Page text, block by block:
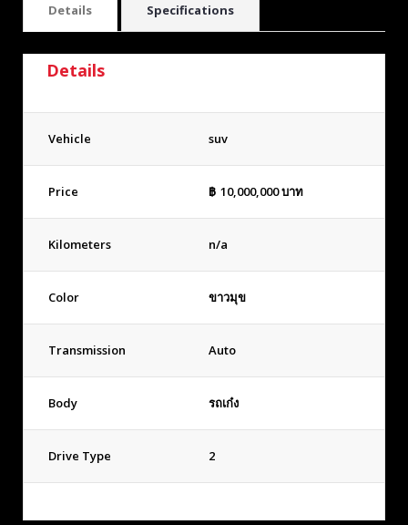
Details Specifications
Details
Vehicle suv
Price ฿ 10,000,000บาท
Kilometers n/a
Color ขาวมุข
Transmission Auto
Body รถเก๋ง
Drive Type 2